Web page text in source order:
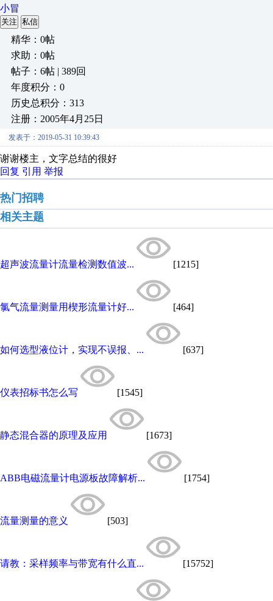
小冒
关注 私信
精华：0帖
求助：0帖
帖子：6帖 | 389回
年度积分：0
历史总积分：313
注册：2005年4月25日
发表于：2019-05-31 10:39:43
谢谢楼主，文字总结的很好
回复 引用 举报
热门招聘
相关主题
超声波流量计流量检测数值波... [1215]
氯气流量测量用楔形流量计好... [464]
如何选型液位计，实现不误报、... [637]
仪表招标书怎么写 [1545]
静态混合器的原理及应用 [1673]
ABB电磁流量计电源板故障解析... [1754]
流量测量的意义 [503]
请教：采样频率与带宽有什么直... [15752]